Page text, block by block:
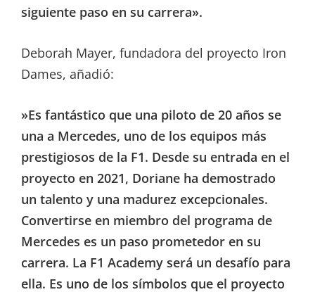
siguiente paso en su carrera».
Deborah Mayer, fundadora del proyecto Iron
Dames, añadió:
»Es fantástico que una piloto de 20 años se
una a Mercedes, uno de los equipos más
prestigiosos de la F1. Desde su entrada en el
proyecto en 2021, Doriane ha demostrado
un talento y una madurez excepcionales.
Convertirse en miembro del programa de
Mercedes es un paso prometedor en su
carrera. La F1 Academy será un desafío para
ella. Es uno de los símbolos que el proyecto